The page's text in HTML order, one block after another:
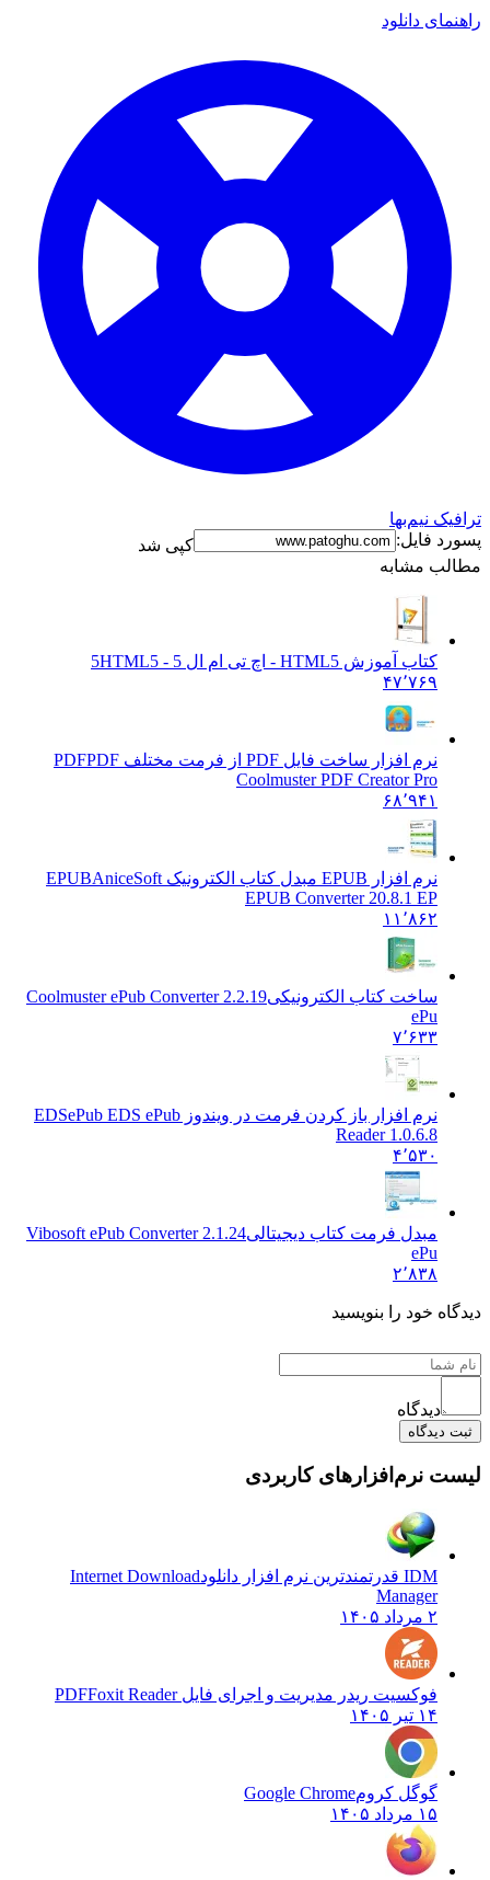
راهنمای دانلود
ترافیک نیم‌بها
پسورد فایل:
کپی شد
مطالب مشابه
کتاب آموزش HTML5 - اچ تی ام ال 5
HTML5 - 5
۴۷٬۷۶۹
نرم افزار ساخت فایل PDF از فرمت مختلف PDF
PDF
Coolmuster PDF Creator Pro
۶۸٬۹۴۱
نرم افزار EPUB مبدل کتاب الکترونیک EPUB
AniceSoft
EPUB Converter 20.8.1 EP
۱۱٬۸۶۲
ساخت کتاب الکترونیکیCoolmuster ePub Converter 2.2.19
ePu
۷٬۶۳۳
نرم افزار باز کردن فرمت در ویندوز EDS ePub EDS ePub
Reader 1.0.6.8
۴٬۵۳۰
مبدل فرمت کتاب دیجیتالیVibosoft ePub Converter 2.1.24
ePu
۲٬۸۳۸
دیدگاه خود را بنویسید
دیدگاه
ثبت دیدگاه
لیست نرم‌افزارهای کاربردی
IDM قدرتمندترین نرم افزار دانلود
Internet Download
Manager
۲ مرداد ۱۴۰۵
فوکسیت ریدر مدیریت و اجرای فایل PDFFoxit Reader
۱۴ تیر ۱۴۰۵
گوگل کرومGoogle Chrome
۱۵ مرداد ۱۴۰۵